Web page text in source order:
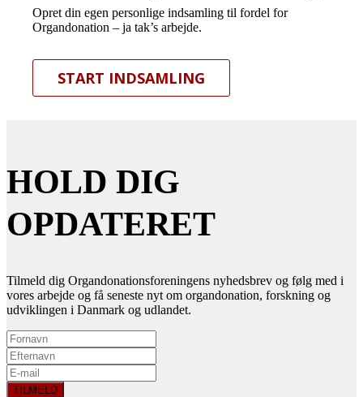
Opret din egen personlige indsamling til fordel for
Organdonation – ja tak’s arbejde.
START INDSAMLING
HOLD DIG
OPDATERET
Tilmeld dig Organdonationsforeningens nyhedsbrev og følg med i
vores arbejde og få seneste nyt om organdonation, forskning og
udviklingen i Danmark og udlandet.